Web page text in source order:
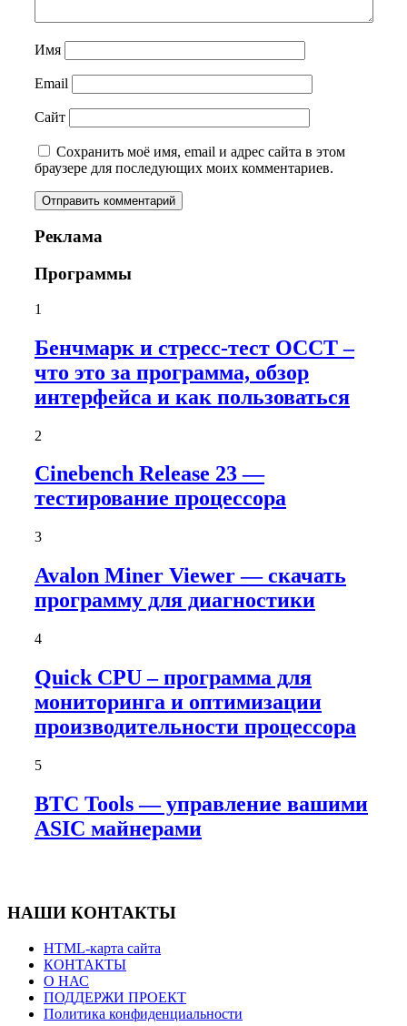
Имя
Email
Сайт
Сохранить моё имя, email и адрес сайта в этом
браузере для последующих моих комментариев.
Реклама
Программы
1
Бенчмарк и стресс-тест OCCT –
что это за программа, обзор
интерфейса и как пользоваться
2
Cinebench Release 23 —
тестирование процессора
3
Avalon Miner Viewer — скачать
программу для диагностики
4
Quick CPU – программа для
мониторинга и оптимизации
производительности процессора
5
BTC Tools — управление вашими
ASIC майнерами
НАШИ КОНТАКТЫ
HTML-карта сайта
КОНТАКТЫ
О НАС
ПОДДЕРЖИ ПРОЕКТ
Политика конфиденциальности